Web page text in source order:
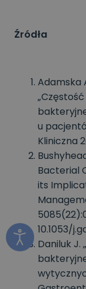
Źródła
Adamska
u
Kliniczna
Bacterial
its
10.1053/
Daniluk J.